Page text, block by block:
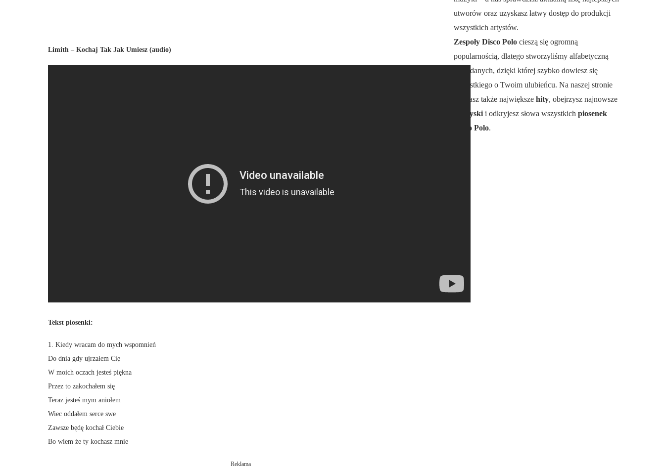
Limith – Kochaj Tak Jak Umiesz (audio)
Tekst piosenki:
1. Kiedy wracam do mych wspomnień
Do dnia gdy ujrzałem Cię
W moich oczach jesteś piękna
Przez to zakochałem się
Teraz jesteś mym aniołem
Wiec oddałem serce swe
Zawsze będę kochał Ciebie
Bo wiem że ty kochasz mnie
Reklama
utworów oraz uzyskasz łatwy dostęp do produkcji
wszystkich artystów.
Zespoły Disco Polo cieszą się ogromną
popularnością, dlatego stworzyliśmy alfabetyczną
bazę danych, dzięki której szybko dowiesz się
wszystkiego o Twoim ulubieńcu. Na naszej stronie
poznasz także największe hity, obejrzysz najnowsze
teledyski i odkryjesz słowa wszystkich piosenek
Disco Polo.